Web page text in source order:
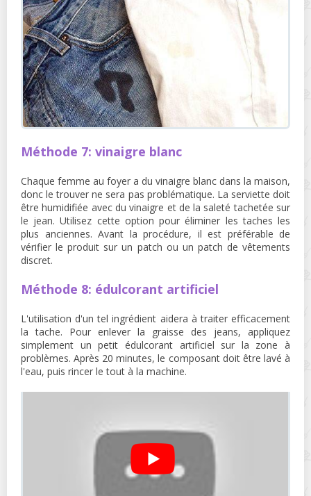
Méthode 7: vinaigre blanc
Chaque femme au foyer a du vinaigre blanc dans la maison,
donc le trouver ne sera pas problématique. La serviette doit
être humidifiée avec du vinaigre et de la saleté tachetée sur
le jean. Utilisez cette option pour éliminer les taches les
plus anciennes. Avant la procédure, il est préférable de
vérifier le produit sur un patch ou un patch de vêtements
discret.
Méthode 8: édulcorant artificiel
L'utilisation d'un tel ingrédient aidera à traiter efficacement
la tache. Pour enlever la graisse des jeans, appliquez
simplement un petit édulcorant artificiel sur la zone à
problèmes. Après 20 minutes, le composant doit être lavé à
l'eau, puis rincer le tout à la machine.